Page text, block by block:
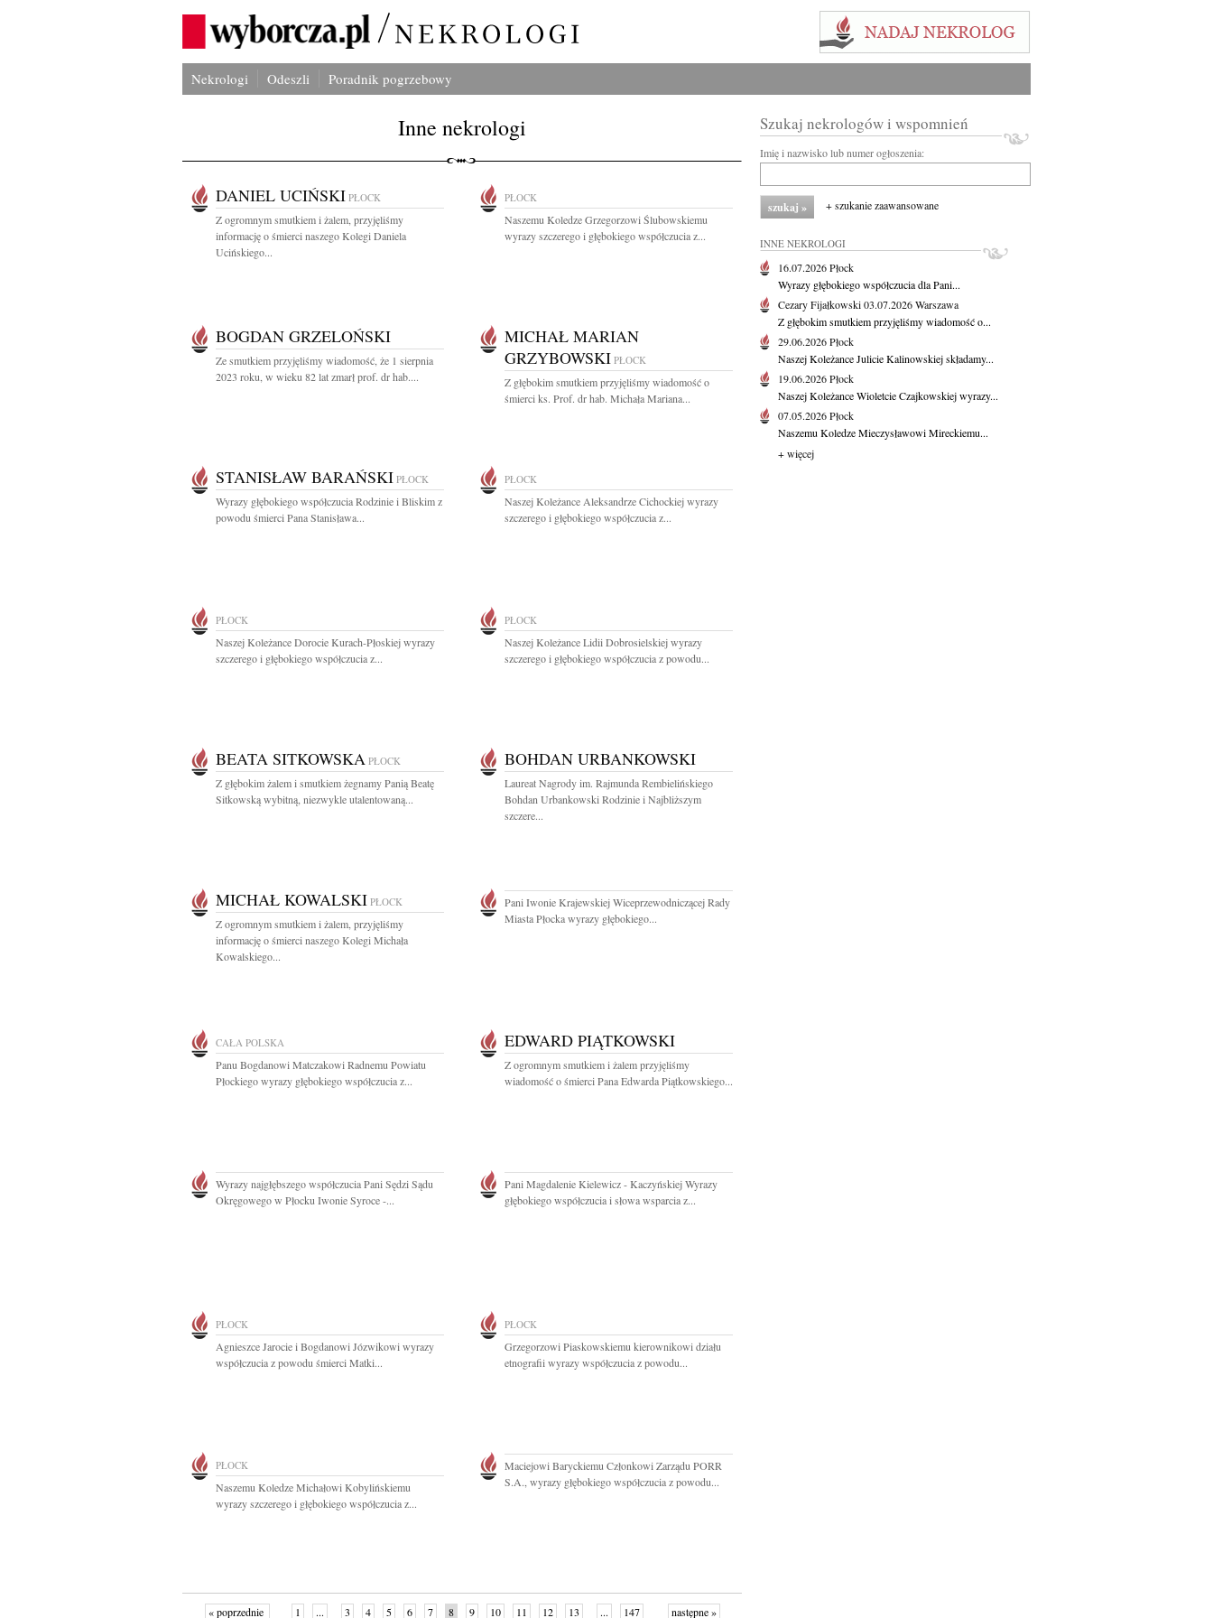
Nekrologi Odeszli Poradnik pogrzebowy
Inne nekrologi
DANIEL UCIŃSKI PŁOCK
Z ogromnym smutkiem i żalem, przyjęliśmy
informację o śmierci naszego Kolegi Daniela
Ucińskiego...
PŁOCK
Naszemu Koledze Grzegorzowi Ślubowskiemu
wyrazy szczerego i głębokiego współczucia z...
BOGDAN GRZELOŃSKI
Ze smutkiem przyjęliśmy wiadomość, że 1 sierpnia
2023 roku, w wieku 82 lat zmarł prof. dr hab....
MICHAŁ MARIAN
GRZYBOWSKI PŁOCK
Z głębokim smutkiem przyjęliśmy wiadomość o
śmierci ks. Prof. dr hab. Michała Mariana...
STANISŁAW BARAŃSKI PŁOCK
Wyrazy głębokiego współczucia Rodzinie i Bliskim z
powodu śmierci Pana Stanisława...
PŁOCK
Naszej Koleżance Aleksandrze Cichockiej wyrazy
szczerego i głębokiego współczucia z...
PŁOCK
Naszej Koleżance Dorocie Kurach-Płoskiej wyrazy
szczerego i głębokiego współczucia z...
PŁOCK
Naszej Koleżance Lidii Dobrosielskiej wyrazy
szczerego i głębokiego współczucia z powodu...
BEATA SITKOWSKA PŁOCK
Z głębokim żalem i smutkiem żegnamy Panią Beatę
Sitkowską wybitną, niezwykle utalentowaną...
BOHDAN URBANKOWSKI
Laureat Nagrody im. Rajmunda Rembielińskiego
Bohdan Urbankowski Rodzinie i Najbliższym
szczere...
MICHAŁ KOWALSKI PŁOCK
Z ogromnym smutkiem i żalem, przyjęliśmy
informację o śmierci naszego Kolegi Michała
Kowalskiego...
Pani Iwonie Krajewskiej Wiceprzewodniczącej Rady
Miasta Płocka wyrazy głębokiego...
CAŁA POLSKA
Panu Bogdanowi Matczakowi Radnemu Powiatu
Płockiego wyrazy głębokiego współczucia z...
EDWARD PIĄTKOWSKI
Z ogromnym smutkiem i żalem przyjęliśmy
wiadomość o śmierci Pana Edwarda Piątkowskiego...
Wyrazy najgłębszego współczucia Pani Sędzi Sądu
Okręgowego w Płocku Iwonie Syroce -...
Pani Magdalenie Kielewicz - Kaczyńskiej Wyrazy
głębokiego współczucia i słowa wsparcia z...
PŁOCK
Agnieszce Jarocie i Bogdanowi Józwikowi wyrazy
współczucia z powodu śmierci Matki...
PŁOCK
Grzegorzowi Piaskowskiemu kierownikowi działu
etnografii wyrazy współczucia z powodu...
PŁOCK
Naszemu Koledze Michałowi Kobylińskiemu
wyrazy szczerego i głębokiego współczucia z...
Maciejowi Baryckiemu Członkowi Zarządu PORR
S.A., wyrazy głębokiego współczucia z powodu...
« poprzednie 1 ... 3 4 5 6 7 8 9 10 11 12 13 ... 147 następne »
Szukaj nekrologów i wspomnień
Imię i nazwisko lub numer ogłoszenia:
+ szukanie zaawansowane
INNE NEKROLOGI
16.07.2026Płock
Wyrazy głębokiego współczucia dla Pani...
Cezary Fijałkowski03.07.2026Warszawa
Z głębokim smutkiem przyjęliśmy wiadomość o...
29.06.2026Płock
Naszej Koleżance Julicie Kalinowskiej składamy...
19.06.2026Płock
Naszej Koleżance Wioletcie Czajkowskiej wyrazy...
07.05.2026Płock
Naszemu Koledze Mieczysławowi Mireckiemu...
+ więcej